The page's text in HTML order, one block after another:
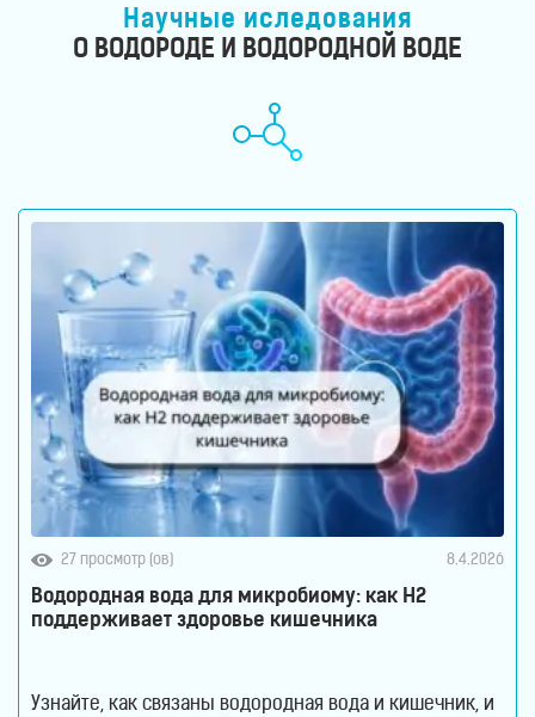
Научные иследования
О ВОДОРОДЕ И ВОДОРОДНОЙ ВОДЕ
27 просмотр (ов) 8.4.2026
Водородная вода для микробиому: как H2
поддерживает здоровье кишечника
Узнайте, как связаны водородная вода и кишечник, и